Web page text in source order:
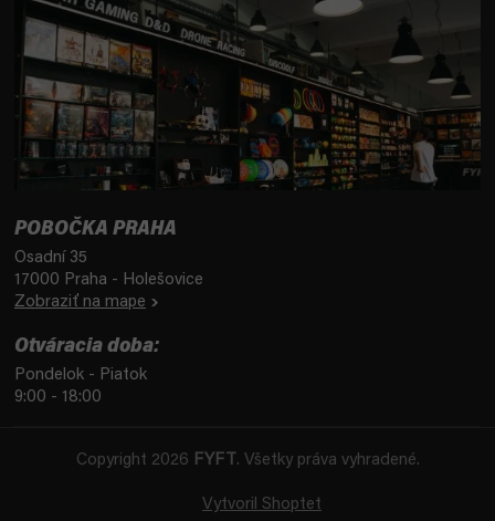
POBOČKA PRAHA
Osadní 35
17000 Praha - Holešovice
Zobraziť na mape
Otváracia doba:
Pondelok - Piatok
9:00 - 18:00
Vytvoril Shoptet
Copyright 2026 FYFT . Všetky práva vyhradené.